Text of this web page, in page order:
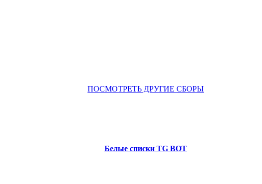
ПОСМОТРЕТЬ ДРУГИЕ СБОРЫ
Белые списки TG BOT